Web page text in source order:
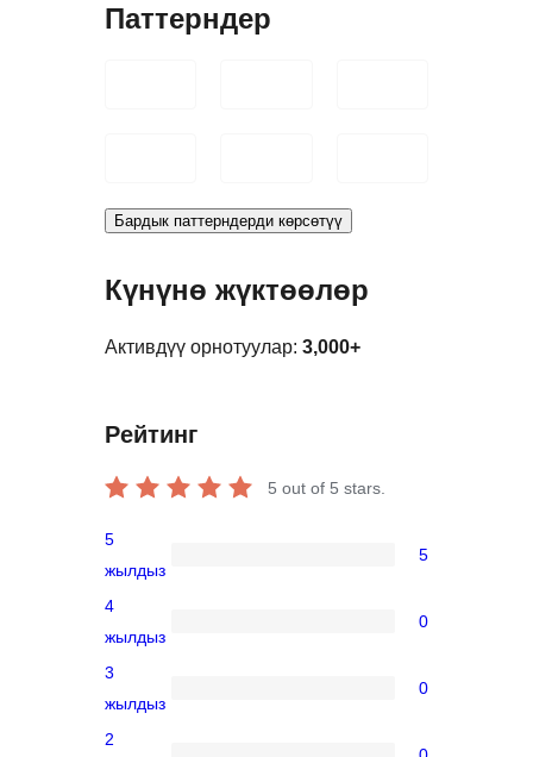
Паттерндер
Бардык паттерндерди көрсөтүү
Күнүнө жүктөөлөр
Активдүү орнотуулар: 3,000+
Рейтинг
5 out of 5 stars.
5
5-
star
5
жылдыз
5
0
4-
star
4
жылдыз
0
0
3-
3
жылдыз
0
2